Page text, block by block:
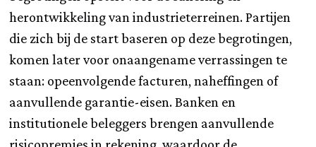
herontwikkeling van industrieterreinen. Partijen
die zich bij de start baseren op deze begrotingen,
komen later voor onaangename verrassingen te
staan: opeenvolgende facturen, naheffingen of
aanvullende garantie-eisen. Banken en
institutionele beleggers brengen aanvullende